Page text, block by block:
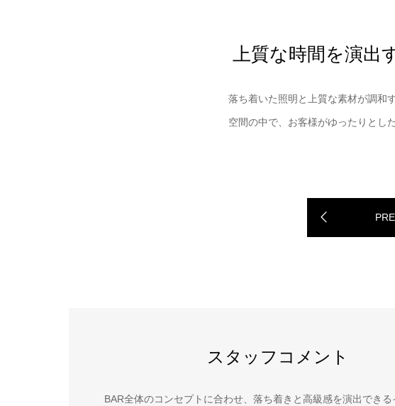
上質な時間を演出
落ち着いた照明と上質な素材が調和
空間の中で、お客様がゆったりとし
スタッフコメント
BAR全体のコンセプトに合わせ、落ち着きと高級感を演出できる